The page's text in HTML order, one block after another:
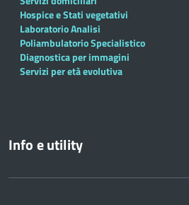
Hospice e Stati vegetativi
Laboratorio Analisi
Poliambulatorio Specialistico
Diagnostica per immagini
Servizi per età evolutiva
Info e utility